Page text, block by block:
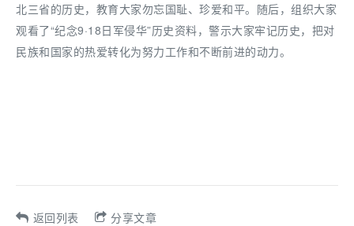
北三省的历史，教育大家勿忘国耻、珍爱和平。随后，组织大家
观看了“纪念9·18日军侵华”历史资料，警示大家牢记历史，把对
民族和国家的热爱转化为努力工作和不断前进的动力。
返回列表 分享文章